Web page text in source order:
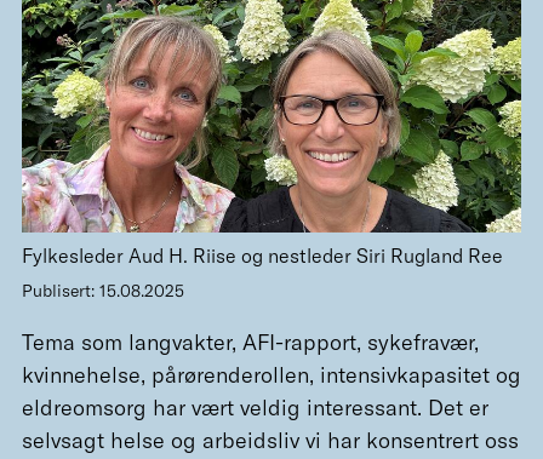
Fylkesleder Aud H. Riise og nestleder Siri Rugland Ree
Publisert: 15.08.2025
Tema som langvakter, AFI-rapport, sykefravær,
kvinnehelse, pårørenderollen, intensivkapasitet og
eldreomsorg har vært veldig interessant. Det er
selvsagt helse og arbeidsliv vi har konsentrert oss